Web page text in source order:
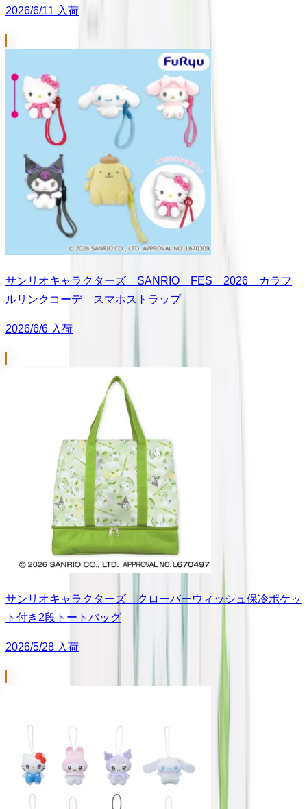
2026/6/11 入荷
サンリオキャラクターズ SANRIO FES 2026 カラフ
ルリンクコーデ スマホストラップ
2026/6/6 入荷
サンリオキャラクターズ クローバーウィッシュ保冷ポケッ
ト付き2段トートバッグ
2026/5/28 入荷